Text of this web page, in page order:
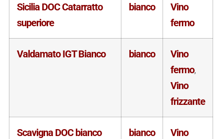
Sicilia DOC Catarratto
superiore
bianco
Vino
fermo
Valdamato IGT Bianco bianco
Vino
fermo,
Vino
frizzante
Scavigna DOC bianco bianco
Vino